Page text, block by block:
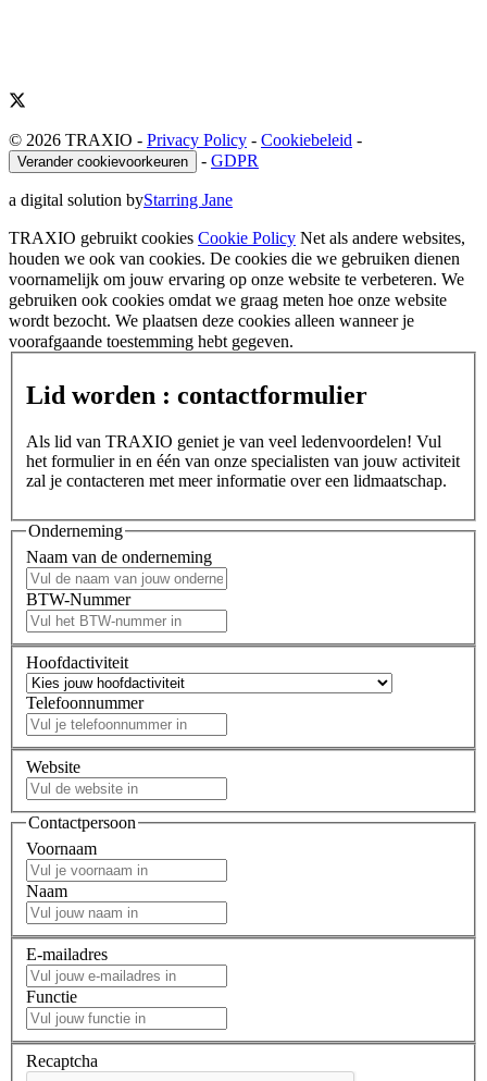
© 2026 TRAXIO - Privacy Policy - Cookiebeleid -
Verander cookievoorkeuren - GDPR
a digital solution byStarring Jane
TRAXIO gebruikt cookies Cookie Policy Net als andere websites,
houden we ook van cookies. De cookies die we gebruiken dienen
voornamelijk om jouw ervaring op onze website te verbeteren. We
gebruiken ook cookies omdat we graag meten hoe onze website
wordt bezocht. We plaatsen deze cookies alleen wanneer je
voorafgaande toestemming hebt gegeven.
Lid worden : contactformulier
Als lid van TRAXIO geniet je van veel ledenvoordelen! Vul
het formulier in en één van onze specialisten van jouw activiteit
zal je contacteren met meer informatie over een lidmaatschap.
Onderneming
Naam van de onderneming
BTW-Nummer
Hoofdactiviteit
Telefoonnummer
Website
Contactpersoon
Voornaam
Naam
E-mailadres
Functie
Recaptcha